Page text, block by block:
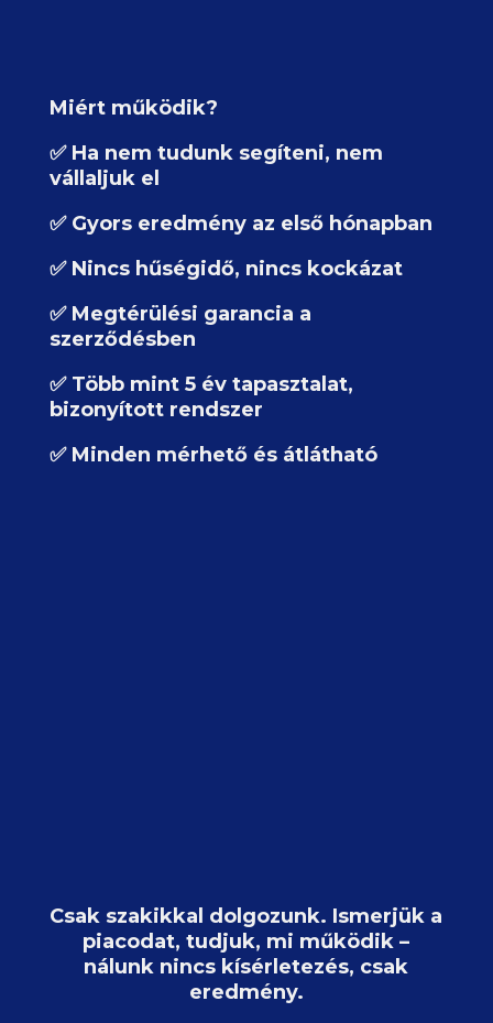
Miért működik?
✅ Ha nem tudunk segíteni, nem
vállaljuk el
✅ Gyors eredmény az első hónapban
✅ Nincs hűségidő, nincs kockázat
✅ Megtérülési garancia a
szerződésben
✅ Több mint 5 év tapasztalat,
bizonyított rendszer
✅ Minden mérhető és átlátható
Csak szakikkal dolgozunk. Ismerjük a
piacodat, tudjuk, mi működik –
nálunk nincs kísérletezés, csak
eredmény.